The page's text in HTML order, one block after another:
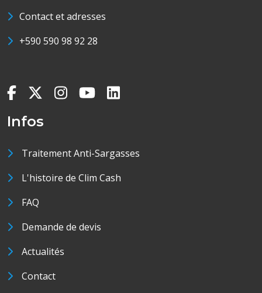
Contact et adresses
+590 590 98 92 28
Infos
Traitement Anti-Sargasses
L'histoire de Clim Cash
FAQ
Demande de devis
Actualités
Contact